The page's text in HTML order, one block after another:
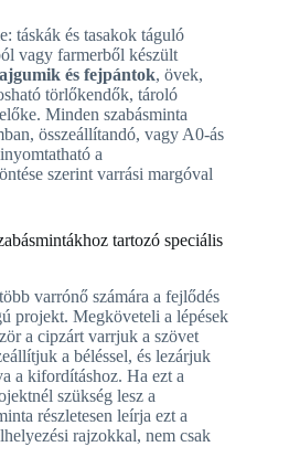
táskák és tasakok táguló
vagy farmerből készült
és fejpántok, övek,
törlőkendők, tároló
Minden szabásminta
összeállítandó, vagy A0-ás
a
szerint varrási margóval
tartozó speciális
varrónő számára a fejlődés
projekt. Megköveteli a lépések
a cipzárt varrjuk a szövet
a béléssel, és lezárjuk
a kifordításhoz. Ha ezt a
szükség lesz a
részletesen leírja ezt a
rajzokkal, nem csak